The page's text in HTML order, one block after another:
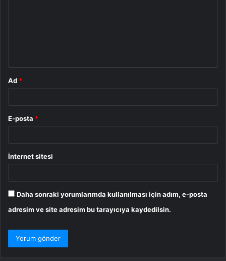
Ad *
E-posta *
İnternet sitesi
Daha sonraki yorumlarımda kullanılması için adım, e-posta
adresim ve site adresim bu tarayıcıya kaydedilsin.